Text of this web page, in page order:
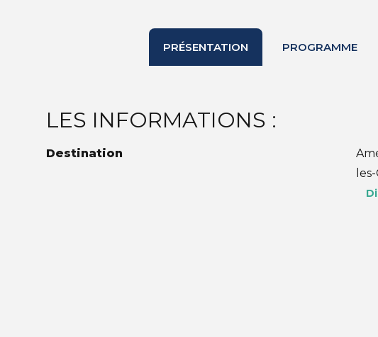
PRÉSENTATION PROGRAMME
LES INFORMATIONS :
Destination